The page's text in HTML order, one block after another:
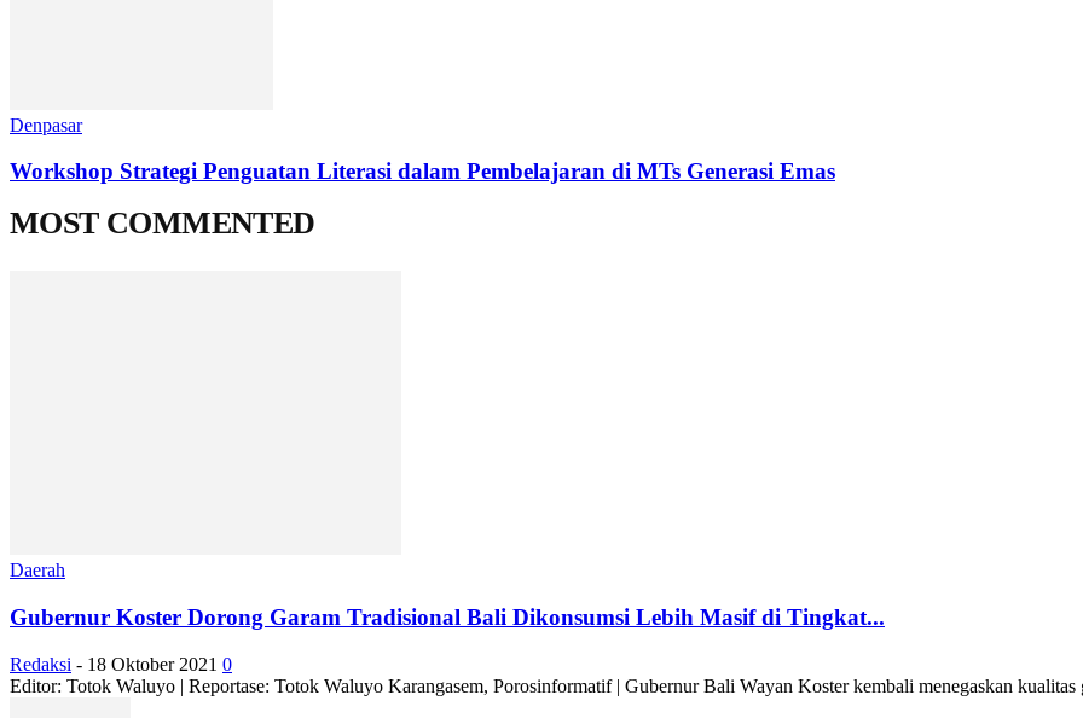
Denpasar
Workshop Strategi Penguatan Literasi dalam Pembelajaran di MTs Generasi Emas
MOST COMMENTED
Daerah
Gubernur Koster Dorong Garam Tradisional Bali Dikonsumsi Lebih Masif di Tingkat...
Redaksi - 18 Oktober 2021 0
Editor: Totok Waluyo | Reportase: Totok Waluyo Karangasem, Porosinformatif | Gubernur Bali Wayan Koster kembali menegaskan